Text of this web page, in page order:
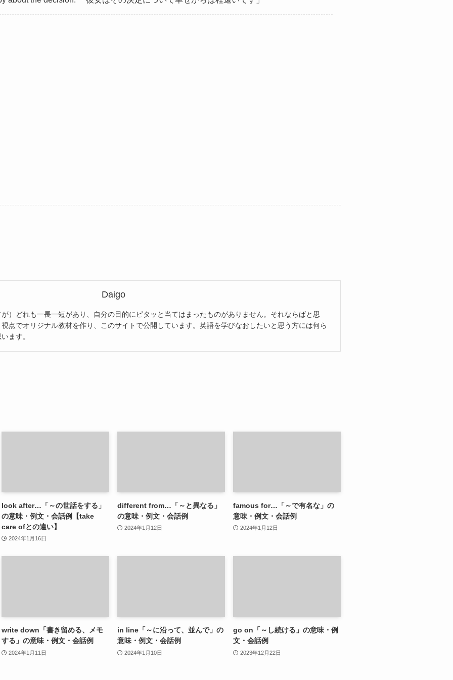
Daigo
）どれも一長一短があり、自分の目的にピタッと当てはまったものがありません。それならばと思
点でオリジナル教材を作り、このサイトで公開しています。英語を学びなおしたいと思う方には何ら
ます。
look after…「～の世話をする」
の意味・例文・会話例【take
care ofとの違い】
2024年1月16日
different from…「～と異なる」
の意味・例文・会話例
2024年1月12日
famous for…「～で有名な」の
意味・例文・会話例
2024年1月12日
write down「書き留める、メモ
する」の意味・例文・会話例
2024年1月11日
in line「～に沿って、並んで」の
意味・例文・会話例
2024年1月10日
go on「～し続ける」の意味・例
文・会話例
2023年12月22日